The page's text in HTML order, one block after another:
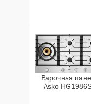
Варочная
Asko